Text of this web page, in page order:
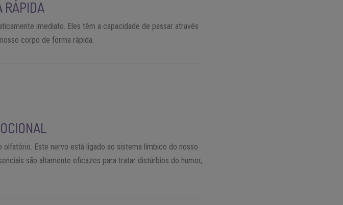
RÁPIDA
imediato. Eles têm a capacidade de passar através
corpo de forma rápida.
olfatório. Este nervo está ligado ao sistema límbico do nosso
são altamente eficazes para tratar distúrbios do humor,